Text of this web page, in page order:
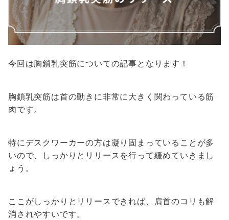
今回は胸鎖乳突筋についての記事となります！
胸鎖乳突筋は首の動きに非常に大きく関わっている筋
肉です。
特にデスクワーカーの方は凝り固まっていることが多
いので、しっかりとリリースを行って緩めていきまし
ょう。
ここがしっかりとリリースできれば、肩首のコリも解
消されやすいです。